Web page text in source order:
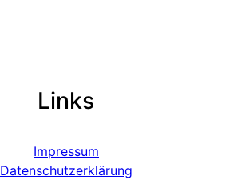
Links
Impressum
Datenschutzerklärung